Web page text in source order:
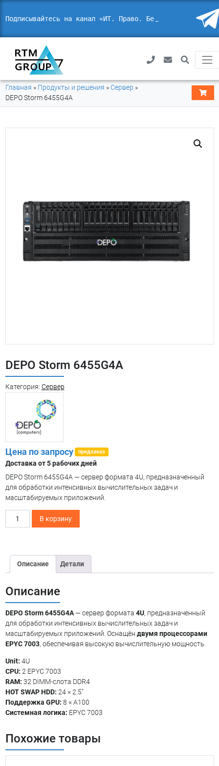
Подписывайтесь на канал «ИТ. Право. Безо
Главная » Продукты и решения » Сервер »
DEPO Storm 6455G4A
DEPO Storm 6455G4A
Категория: Сервер
Цена по запросу предзаказ
Доставка от 5 рабочих дней
DEPO Storm 6455G4A — сервер формата 4U, предназначенный
для обработки интенсивных вычислительных задач и
масштабируемых приложений.
6455G4A
В корзину
Описание Детали
Описание
DEPO Storm 6455G4A— сервер формата 4U, предназначенный
для обработки интенсивных вычислительных задач и
масштабируемых приложений. Оснащён двумя процессорами
EPYC 7003, обеспечивая высокую вычислительную мощность.
Unit: 4U
CPU: 2 EPYC 7003
RAM: 32 DIMM-слота DDR4
HOT SWAP HDD: 24 × 2.5″
Поддержка GPU: 8 × A100
Системная логика: EPYC 7003
Похожие товары